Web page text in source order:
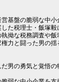
基盤の脆弱な中
た税理士・飯塚
拗な税務調査や
力と闘った男の
男の勇気と覚悟の